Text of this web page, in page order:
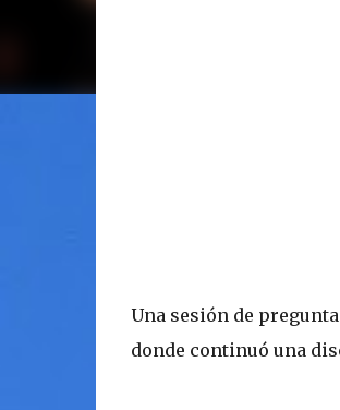
Una sesión de
donde continuó una